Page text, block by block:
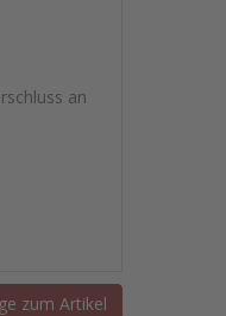
an
zum Artikel